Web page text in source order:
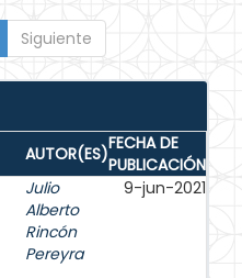
Siguiente
AUTOR(ES)FECHA DE
PUBLICACIÓN
Julio
Alberto
Rincón
Pereyra
9-jun-2021